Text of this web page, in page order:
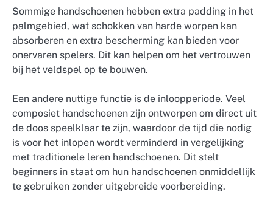
Sommige handschoenen hebben extra padding in het
palmgebied, wat schokken van harde worpen kan
absorberen en extra bescherming kan bieden voor
onervaren spelers. Dit kan helpen om het vertrouwen
bij het veldspel op te bouwen.
Een andere nuttige functie is de inloopperiode. Veel
composiet handschoenen zijn ontworpen om direct uit
de doos speelklaar te zijn, waardoor de tijd die nodig
is voor het inlopen wordt verminderd in vergelijking
met traditionele leren handschoenen. Dit stelt
beginners in staat om hun handschoenen onmiddellijk
te gebruiken zonder uitgebreide voorbereiding.